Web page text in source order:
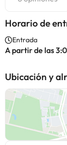
Horario de
Entrada
A partir de las
Ubicación y